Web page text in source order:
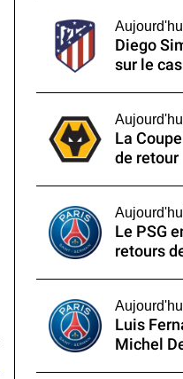
Diego
sur le
La
de retour
Le PSG
retours
Luis
Michel